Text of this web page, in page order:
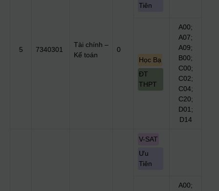
5 7340301
Tài chính –
Kế toán
0
Tiên
Học Bạ
ĐT
THPT
A00;
A07;
A09;
B00;
C00;
C02;
C04;
C20;
D01;
D14
V-SAT
Ưu
Tiên
A00;